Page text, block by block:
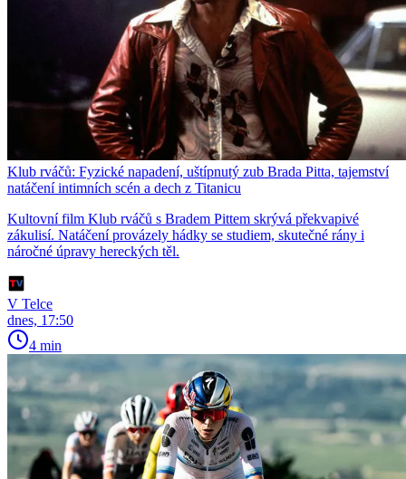
Klub rváčů: Fyzické napadení, uštípnutý zub Brada Pitta, tajemství
natáčení intimních scén a dech z Titanicu
Kultovní film Klub rváčů s Bradem Pittem skrývá překvapivé
zákulisí. Natáčení provázely hádky se studiem, skutečné rány i
náročné úpravy hereckých těl.
V Telce
dnes, 17:50
4 min